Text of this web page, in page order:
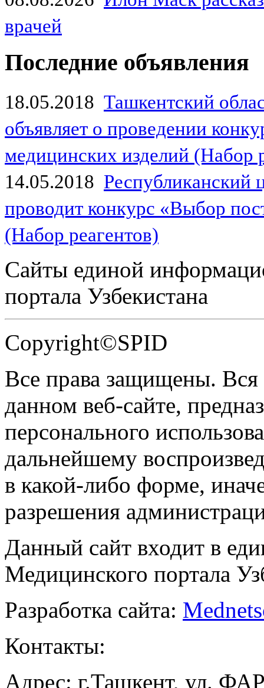
врачей
Последние объявления
18.05.2018 Ташкентский
объявляет о проведении
медицинских изделий (Набор
14.05.2018
проводит конкурс «Выбор
(Набор реагентов)
Сайты единой
портала Узбекистана
Copyright©SPID
Все права защищены.
данном веб-сайте,
персонального
дальнейшему
в какой-либо форме,
разрешения
Данный сайт входит в
Медицинского портала
Разработка сайта:
Контакты:
Адрес: г.Ташкент, ул.